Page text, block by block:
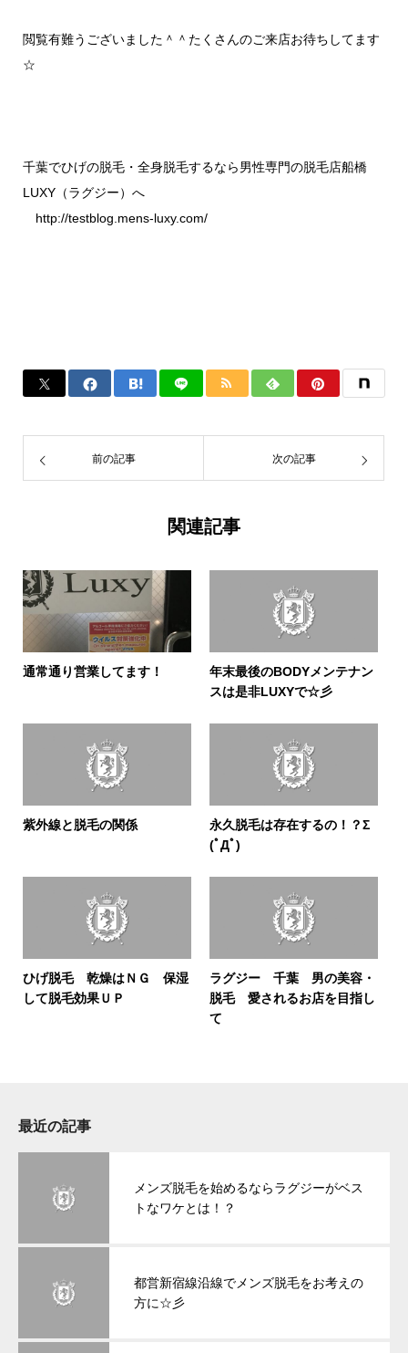
閲覧有難うございました＾＾たくさんのご来店お待ちしてます
☆
千葉でひげの脱毛・全身脱毛するなら男性専門の脱毛店船橋
LUXY（ラグジー）へ
http://testblog.mens-luxy.com/
前の記事 次の記事
関連記事
通常通り営業してます！
年末最後のBODYメンテナン
スは是非LUXYで☆彡
紫外線と脱毛の関係
永久脱毛は存在するの！？Σ
(ﾟДﾟ)
ひげ脱毛 乾燥はＮＧ 保湿
して脱毛効果ＵＰ
ラグジー 千葉 男の美容・
脱毛 愛されるお店を目指し
て
最近の記事
メンズ脱毛を始めるならラグジーがベス
トなワケとは！？
都営新宿線沿線でメンズ脱毛をお考えの
方に☆彡